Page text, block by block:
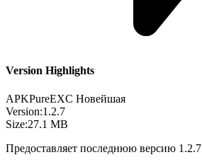
Version Highlights
APKPureEXC Новейшая
Version:1.2.7
Size:27.1 MB
Предоставляет последнюю версию 1.2.7